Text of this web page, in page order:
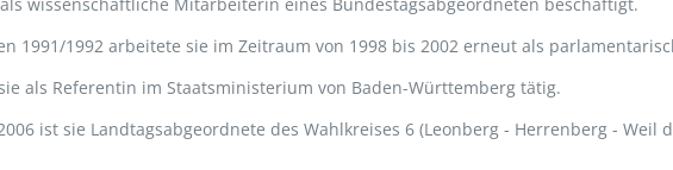
1991/1992 arbeitete sie im Zeitraum von 1998 bis 2002 erneut als
als Referentin im Staatsministerium von Baden-Württemberg tätig.
ist sie Landtagsabgeordnete des Wahlkreises 6 (Leonberg - Herrenberg - Weil